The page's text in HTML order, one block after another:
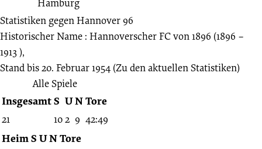
Statistiken gegenHannover 96
Historischer Name : Hannoverscher FC von 1896 (1896 –
1913 ),
Stand bis 20. Februar 1954 (Zu den aktuellen Statistiken)
Alle Spiele
InsgesamtS UNTore
21 102 9 42:49
HeimS UNTore